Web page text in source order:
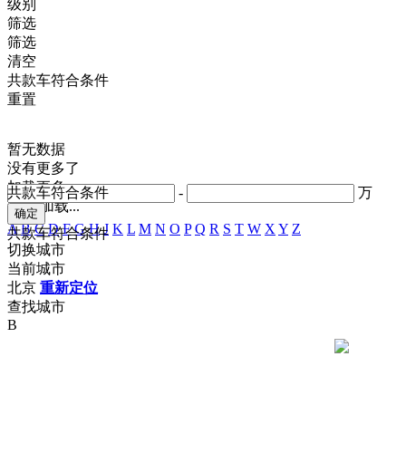
- 万
共款车符合条件
级别
共款车符合条件
筛选
筛选
清空
共款车符合条件
重置
暂无数据
没有更多了
加载更多
正在加载...
A B C D F G H J K L M N O P Q R S T W X Y Z
切换城市
当前城市
北京 重新定位
查找城市
B